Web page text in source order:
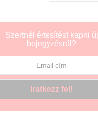
Szertnél értesítést kapni új
bejegyzésről?